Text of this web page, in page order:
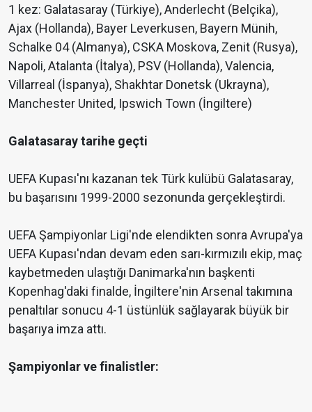
1 kez: Galatasaray (Türkiye), Anderlecht (Belçika),
Ajax (Hollanda), Bayer Leverkusen, Bayern Münih,
Schalke 04 (Almanya), CSKA Moskova, Zenit (Rusya),
Napoli, Atalanta (İtalya), PSV (Hollanda), Valencia,
Villarreal (İspanya), Shakhtar Donetsk (Ukrayna),
Manchester United, Ipswich Town (İngiltere)
Galatasaray tarihe geçti
UEFA Kupası'nı kazanan tek Türk kulübü Galatasaray,
bu başarısını 1999-2000 sezonunda gerçekleştirdi.
UEFA Şampiyonlar Ligi'nde elendikten sonra Avrupa'ya
UEFA Kupası'ndan devam eden sarı-kırmızılı ekip, maç
kaybetmeden ulaştığı Danimarka'nın başkenti
Kopenhag'daki finalde, İngiltere'nin Arsenal takımına
penaltılar sonucu 4-1 üstünlük sağlayarak büyük bir
başarıya imza attı.
Şampiyonlar ve finalistler: